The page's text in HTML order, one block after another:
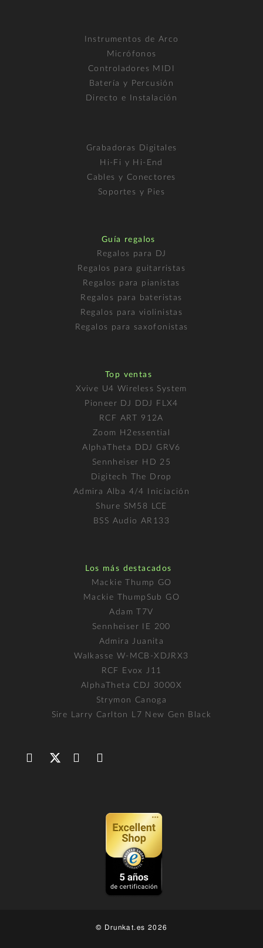
Instrumentos de Arco
Micrófonos
Controladores MIDI
Batería y Percusión
Directo e Instalación
Grabadoras Digitales
Hi-Fi y Hi-End
Cables y Conectores
Soportes y Pies
Guía regalos
Regalos para DJ
Regalos para guitarristas
Regalos para pianistas
Regalos para bateristas
Regalos para violinistas
Regalos para saxofonistas
Top ventas
Xvive U4 Wireless System
Pioneer DJ DDJ FLX4
RCF ART 912A
Zoom H2essential
AlphaTheta DDJ GRV6
Sennheiser HD 25
Digitech The Drop
Admira Alba 4/4 Iniciación
Shure SM58 LCE
BSS Audio AR133
Los más destacados
Mackie Thump GO
Mackie ThumpSub GO
Adam T7V
Sennheiser IE 200
Admira Juanita
Walkasse W-MCB-XDJRX3
RCF Evox J11
AlphaTheta CDJ 3000X
Strymon Canoga
Sire Larry Carlton L7 New Gen Black
© Drunkat.es 2026